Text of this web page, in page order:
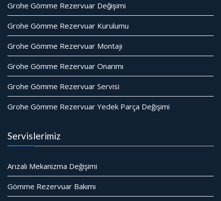
Grohe Gömme Rezervuar Değişimi
Grohe Gömme Rezervuar Kurulumu
Grohe Gömme Rezervuar Montajı
Grohe Gömme Rezervuar Onarımı
Grohe Gömme Rezervuar Servisi
Grohe Gömme Rezervuar Yedek Parça Değişimi
Servislerimiz
Arızalı Mekanizma Değişimi
Gömme Rezervuar Bakımı